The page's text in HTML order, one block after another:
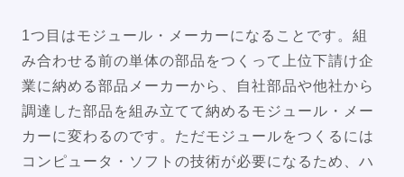
1つ目はモジュール・メーカーになることです。組
み合わせる前の単体の部品をつくって上位下請け企
業に納める部品メーカーから、自社部品や他社から
調達した部品を組み立てて納めるモジュール・メー
カーに変わるのです。ただモジュールをつくるには
コンピュータ・ソフトの技術が必要になるため、ハ